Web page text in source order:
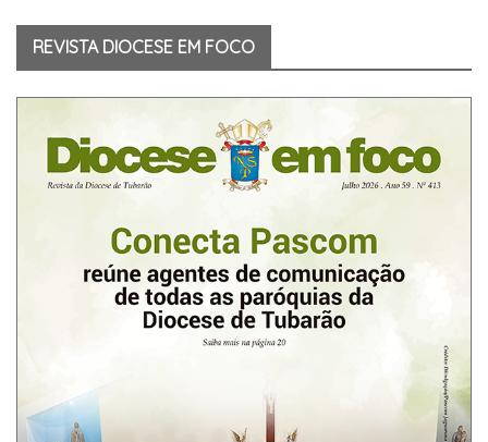
REVISTA DIOCESE EM FOCO